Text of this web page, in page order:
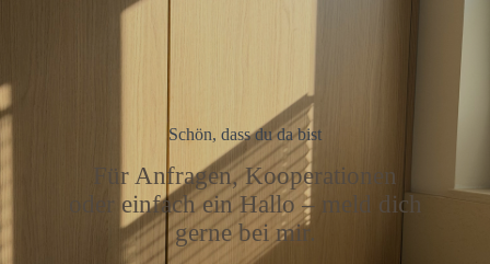
Schön, dass du da bist
Für Anfragen, Kooperationen
oder einfach ein Hallo – meld dich
gerne bei mir.